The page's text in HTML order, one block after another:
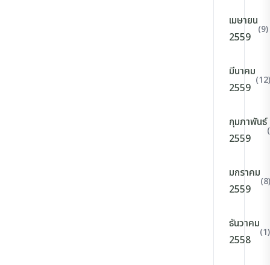
เมษายน
2559
(9)
มีนาคม
2559
(12)
กุมภาพันธ์
2559
มกราคม
2559
(8)
ธันวาคม
2558
(1)